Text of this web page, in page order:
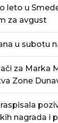
leto u
za avgust
u subotu
za Marka
Zone
nagrada i